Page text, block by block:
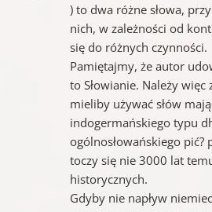
) to dwa różne słowa,
nich, w zależności od
się do różnych czynności.
Pamiętajmy, że autor
to Słowianie. Należy więc
mieliby używać słów
indogermańskiego typu
ogólnosłowańskiego pić?
toczy się nie 3000 lat
historycznych.
Gdyby nie napływ